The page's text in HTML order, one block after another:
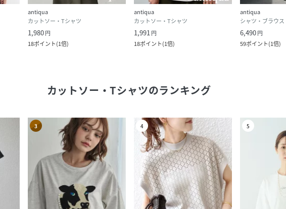
antiqua
カットソー・Tシャツ
1,980円
18ポイント(1倍)
antiqua
カットソー・Tシャツ
1,991円
18ポイント(1倍)
antiqua
シャツ・ブラウス
6,490円
59ポイント(1倍)
カットソー・Tシャツのランキング
3 4 5